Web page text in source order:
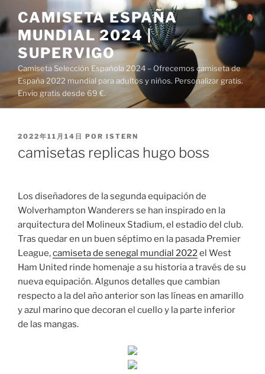
al
contenido
CAMISETA ESPAÑA
MUNDIAL 2024 |
SUPERVIGO
Camiseta Selección Española 2024 – Ofrecemos camiseta de
España 2022 mundial para adultos y niños. Personalizar gratis.
Envío gratis desde 69 €.
PUBLICADO
2022年11月14日 POR ISTERN
camisetas replicas hugo boss
Los diseñadores de la segunda equipación de
Wolverhampton Wanderers se han inspirado en la
arquitectura del Molineux Stadium, el estadio del club.
Tras quedar en un buen séptimo en la pasada Premier
League,camiseta de senegal mundial 2022el West
Ham United rinde homenaje a su historia a través de su
nueva equipación. Algunos detalles que cambian
respecto a la del año anterior son las líneas en amarillo
y azul marino que decoran el cuello y la parte inferior
de las mangas.